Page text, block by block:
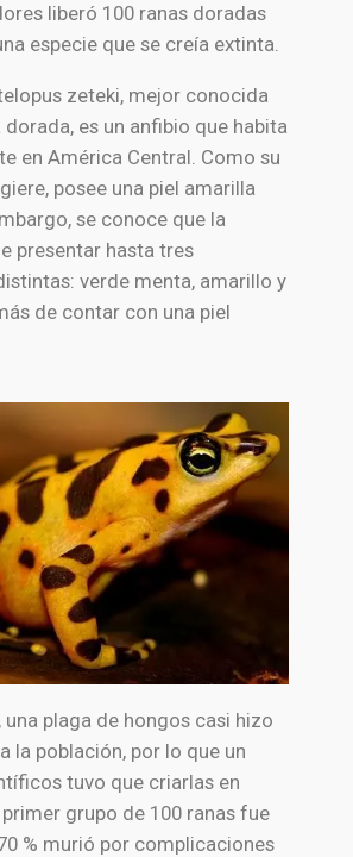
liberó 100 ranas doradas
especie que se creía extinta.
zeteki, mejor conocida
es un anfibio que habita
en América Central. Como su
posee una piel amarilla
se conoce que la
presentar hasta tres
verde menta, amarillo y
de contar con una piel
una plaga de hongos casi hizo
la población, por lo que un
tuvo que criarlas en
grupo de 100 ranas fue
% murió por complicaciones